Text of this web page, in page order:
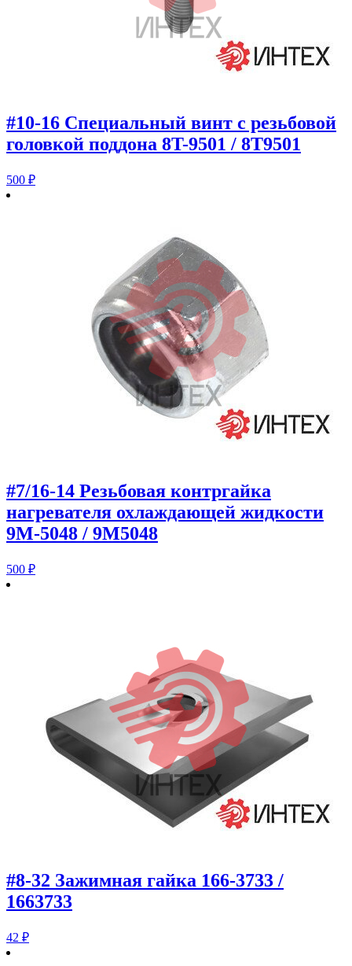
#10-16 Специальный винт с резьбовой
головкой поддона 8T-9501 / 8T9501
500 ₽
#7/16-14 Резьбовая контргайка
нагревателя охлаждающей жидкости
9M-5048 / 9M5048
500 ₽
#8-32 Зажимная гайка 166-3733 /
1663733
42 ₽